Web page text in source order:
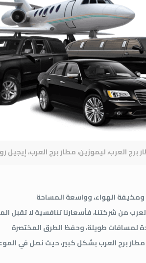
برج العرب، ليموزين، مطار برج العرب، إيجيل
الهواء، وواسعة المساحة
من شركتنا، فأسعارنا تنافسية لا تقبل
لمسافات طويلة، وحفظ الطرق المختصرة
برج العرب بشكل كبير، حيث نصل في